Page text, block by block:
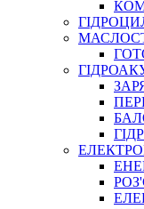
СПЕЦІАЛЬНІ
ГЕРМЕТИКИ
КЛЕЇ,
РЕМОНТ